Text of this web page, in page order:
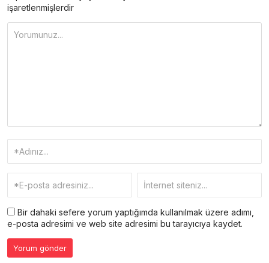
işaretlenmişlerdir
Bir dahaki sefere yorum yaptığımda kullanılmak üzere adımı,
e-posta adresimi ve web site adresimi bu tarayıcıya kaydet.